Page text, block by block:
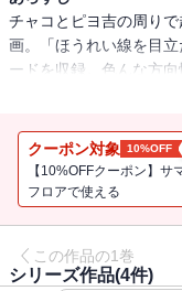
チャコとピヨ吉の周り
画。「ほうれい線を目
ードを収録。色んな方
クーポン対象 10%OFF
【10%OFFクーポン】
フロアで使える
この作品の1巻
シリーズ作品(4件)